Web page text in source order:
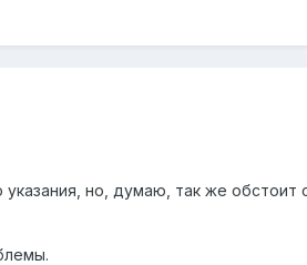
но, думаю, так же обстоит